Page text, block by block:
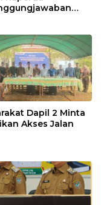
Dapil 2 Minta
Akses Jalan